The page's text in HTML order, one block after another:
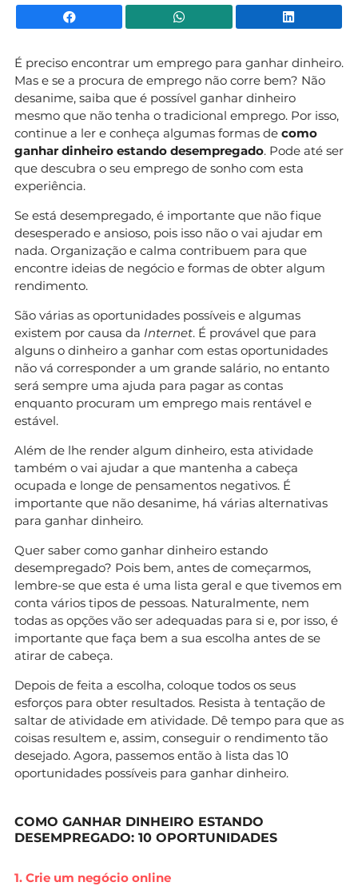
Facebook WhatsApp
É preciso encontrar um emprego para ganhar dinheiro.
Mas e se a procura de emprego não corre bem? Não
desanime, saiba que é possível ganhar dinheiro
mesmo que não tenha o tradicional emprego. Por isso,
continue a ler e conheça algumas formas de como
ganhar dinheiro estando desempregado. Pode até ser
que descubra o seu emprego de sonho com esta
experiência.
Se está desempregado, é importante que não fique
desesperado e ansioso, pois isso não o vai ajudar em
nada. Organização e calma contribuem para que
encontre ideias de negócio e formas de obter algum
rendimento.
São várias as oportunidades possíveis e algumas
existem por causa da Internet. É provável que para
alguns o dinheiro a ganhar com estas oportunidades
não vá corresponder a um grande salário, no entanto
será sempre uma ajuda para pagar as contas
enquanto procuram um emprego mais rentável e
estável.
Além de lhe render algum dinheiro, esta atividade
também o vai ajudar a que mantenha a cabeça
ocupada e longe de pensamentos negativos. É
importante que não desanime, há várias alternativas
para ganhar dinheiro.
Quer saber como ganhar dinheiro estando
desempregado? Pois bem, antes de começarmos,
lembre-se que esta é uma lista geral e que tivemos em
conta vários tipos de pessoas. Naturalmente, nem
todas as opções vão ser adequadas para si e, por isso, é
importante que faça bem a sua escolha antes de se
atirar de cabeça.
Depois de feita a escolha, coloque todos os seus
esforços para obter resultados. Resista à tentação de
saltar de atividade em atividade. Dê tempo para que as
coisas resultem e, assim, conseguir o rendimento tão
desejado. Agora, passemos então à lista das 10
oportunidades possíveis para ganhar dinheiro.
COMO GANHAR DINHEIRO ESTANDO
DESEMPREGADO: 10 OPORTUNIDADES
1. Crie um negócio online